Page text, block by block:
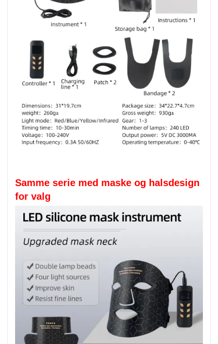
Samme serie med maske og halsdesign
for valg